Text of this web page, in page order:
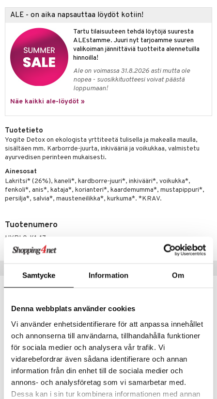
Samtycke Information Om
Denna webbplats använder cookies
Vi använder enhetsidentifierare för att anpassa innehållet
och annonserna till användarna, tillhandahålla funktioner
för sociala medier och analysera vår trafik. Vi
vidarebefordrar även sådana identifierare och annan
information från din enhet till de sociala medier och
annons- och analysföretag som vi samarbetar med.
Dessa kan i sin tur kombinera informationen med annan
ALE - on aika napsauttaa löydöt kotiin!
Tartu tilaisuuteen tehdä löytöjä suuresta
ALEstamme. Juuri nyt tarjoamme suuren
valikoiman jännittäviä tuotteita alennetuilla
hinnoilla!
Ale on voimassa 31.8.2026 asti mutta ole
nopea - suosikkituotteesi voivat päästä
loppumaan!
Näe kaikki ale-löydöt »
Tuotetieto
Yogite Detox on ekologista yrttiteetä tulisella ja makealla maulla,
sisältäen mm. Karborrde-juurta, inkivääriä ja voikukkaa, valmistetu
ayurvedisen perinteen mukaisesti.
Ainesosat
Lakritsi* (26%), kaneli*, kardborre-juuri*, inkivääri*, voikukka*,
fenkoli*, anis*, kataja*, korianteri*, kaardemumma*, mustapippuri*,
persilja*, salvia*, mausteneilikka*, kurkuma*. *KRAV.
Tuotenumero
HYPL0-K1-17
Yogite Bedtime Yogite Chai sweet
& kynnet
pigmentti
tuotteet
hoito
jalat
hoito
hoito
tarvikkeet
hoito
suihku & saippuat
&mineraalit
& imetys
& PMS
lihakset
käytettävät
intoleranssi
alentavat
rasvahapot
vahvistavat
säätelevät
helpottava
nenä & kurkku
K
energiaa
& vastauksia